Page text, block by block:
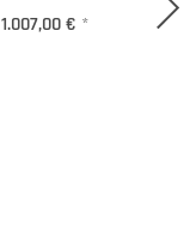
1.007,00 € *